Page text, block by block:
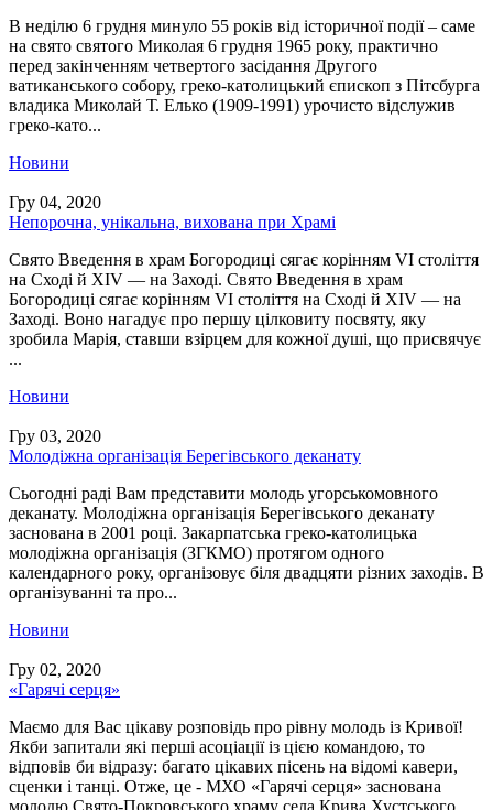
В неділю 6 грудня минуло 55 років від історичної події – саме
на свято святого Миколая 6 грудня 1965 року, практично
перед закінченням четвертого засідання Другого
ватиканського собору, греко-католицький єпископ з Пітсбурга
владика Миколай Т. Елько (1909-1991) урочисто відслужив
греко-като...
Новини
Гру 04, 2020
Непорочна, унікальна, вихована при Храмі
Свято Введення в храм Богородиці сягає корінням VI століття
на Сході й XIV — на Заході. Свято Введення в храм
Богородиці сягає корінням VI століття на Сході й XIV — на
Заході. Воно нагадує про першу цілковиту посвяту, яку
зробила Марія, ставши взірцем для кожної душі, що присвячує
...
Новини
Гру 03, 2020
Молодіжна організація Берегівського деканату
Сьогодні раді Вам представити молодь угорськомовного
деканату. Молодіжна організація Берегівського деканату
заснована в 2001 році. Закарпатська греко-католицька
молодіжна організація (ЗГКМО) протягом одного
календарного року, організовує біля двадцяти різних заходів. В
організуванні та про...
Новини
Гру 02, 2020
«Гарячі серця»
Маємо для Вас цікаву розповідь про рівну молодь із Кривої!
Якби запитали які перші асоціації із цією командою, то
відповів би відразу: багато цікавих пісень на відомі кавери,
сценки і танці. Отже, це - МХО «Гарячі серця» заснована